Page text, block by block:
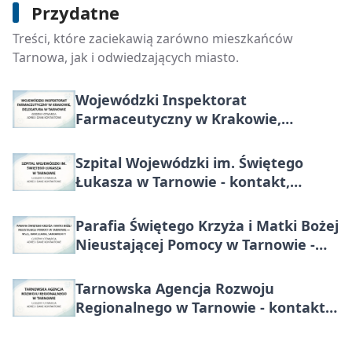
Przydatne
Treści, które zaciekawią zarówno mieszkańców
Tarnowa, jak i odwiedzających miasto.
Starostwo Powiatowe w Tarnowie -
kontakt, godziny, wydziały i sprawy do
załatwienia
Wojewódzki Inspektorat
Farmaceutyczny w Krakowie,
dojazd
Szpital Wojewódzki im. Świętego
Łukasza w Tarnowie - kontakt,
Parafia Świętego Krzyża i Matki Bożej
Nieustającej Pomocy w Tarnowie -
Tarnowska Agencja Rozwoju
Regionalnego w Tarnowie - kontakt i